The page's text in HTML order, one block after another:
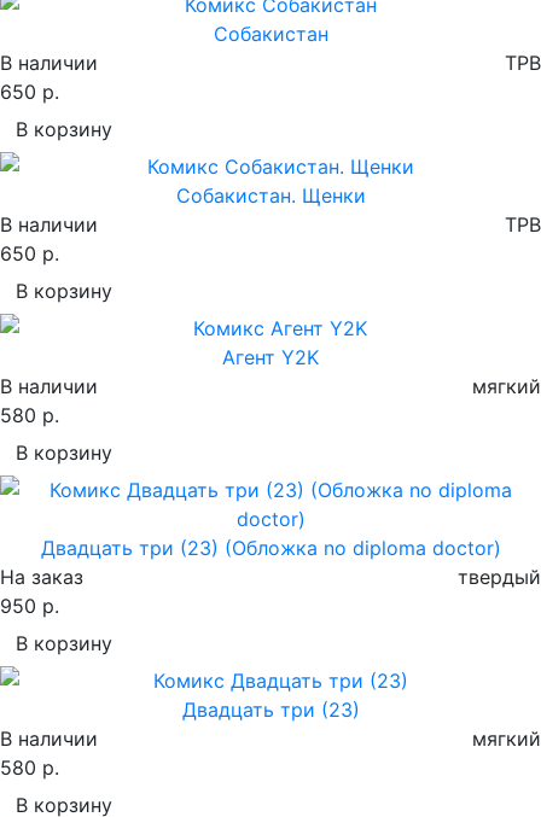
Собакистан
В наличии
TPB
650 р.
В корзину
Собакистан. Щенки
В наличии
TPB
650 р.
В корзину
Агент Y2K
В наличии
мягкий
580 р.
В корзину
Двадцать три (23) (Обложка no diploma doctor)
На заказ
твердый
950 р.
В корзину
Двадцать три (23)
В наличии
мягкий
580 р.
В корзину